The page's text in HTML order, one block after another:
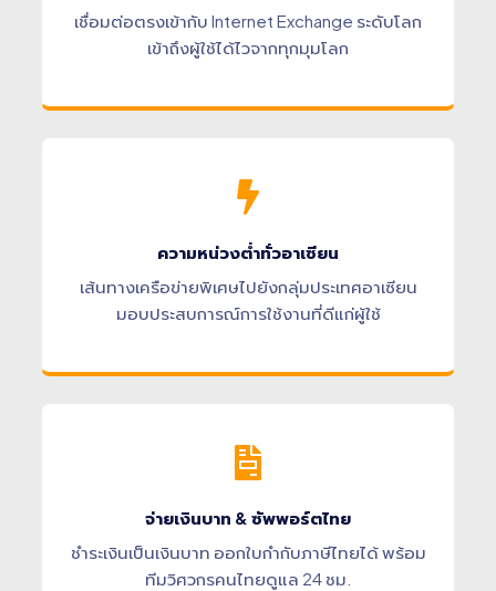
เชื่อมต่อตรงเข้ากับ Internet Exchange ระดับโลก
เข้าถึงผู้ใช้ได้ไวจากทุกมุมโลก
ความหน่วงต่ำทั่วอาเซียน
เส้นทางเครือข่ายพิเศษไปยังกลุ่มประเทศอาเซียน
มอบประสบการณ์การใช้งานที่ดีแก่ผู้ใช้
จ่ายเงินบาท & ซัพพอร์ตไทย
ชำระเงินเป็นเงินบาท ออกใบกำกับภาษีไทยได้ พร้อม
ทีมวิศวกรคนไทยดูแล 24 ชม.